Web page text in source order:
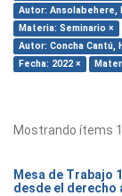
Autor: Ansolabehere,
Materia: Seminario ×
Autor: Concha Cantú,
Fecha: 2022 ×
Mostrando ítems
Mesa de Trabajo
desde el derecho